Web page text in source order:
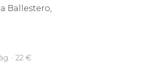
Ballestero,
· 22 €